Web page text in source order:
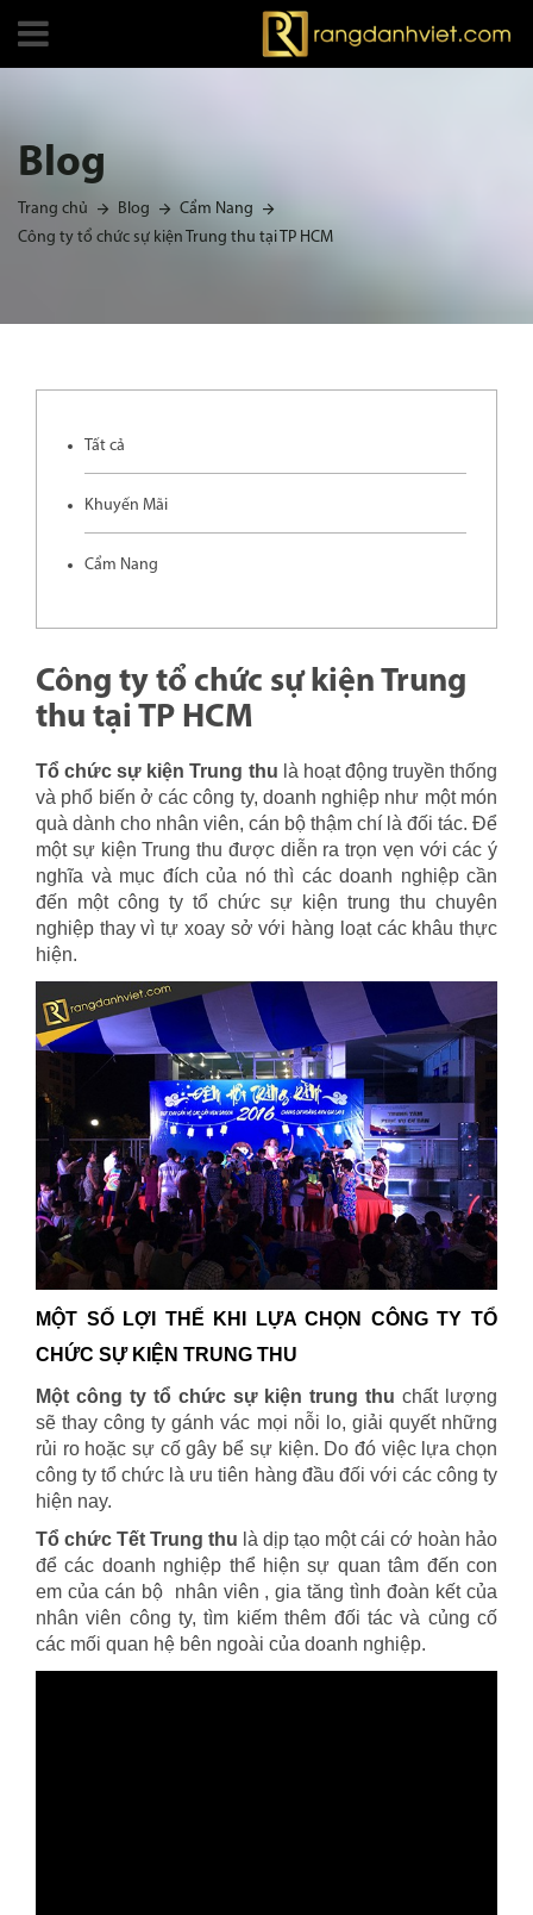
Blog
Trang chủ Blog
Cẩm Nang
Công ty tổ chức sự kiện Trung thu tại TP HCM
Tất cả
Khuyến Mãi
Cẩm Nang
Công ty tổ chức sự kiện Trung
thu tại TP HCM
Tổ chức sự kiện Trung thu là hoạt động truyền thống
và phổ biến ở các công ty, doanh nghiệp như một món
quà dành cho nhân viên, cán bộ thậm chí là đối tác. Để
một sự kiện Trung thu được diễn ra trọn vẹn với các ý
nghĩa và mục đích của nó thì các doanh nghiệp cần
đến một công ty tổ chức sự kiện trung thu chuyên
nghiệp thay vì tự xoay sở với hàng loạt các khâu thực
hiện.
MỘT SỐ LỢI THẾ KHI LỰA CHỌN CÔNG TY TỔ
CHỨC SỰ KIỆN TRUNG THU
Một công ty tổ chức sự kiện trung thu chất lượng
sẽ thay công ty gánh vác mọi nỗi lo, giải quyết những
rủi ro hoặc sự cố gây bể sự kiện. Do đó việc lựa chọn
công ty tổ chức là ưu tiên hàng đầu đối với các công ty
hiện nay.
Tổ chức Tết Trung thu là dịp tạo một cái cớ hoàn hảo
để các doanh nghiệp thể hiện sự quan tâm đến con
em của cán bộ
nhân viên , gia tăng tình đoàn kết của
nhân viên công ty, tìm kiếm thêm đối tác và củng cố
các mối quan hệ bên ngoài của doanh nghiệp.